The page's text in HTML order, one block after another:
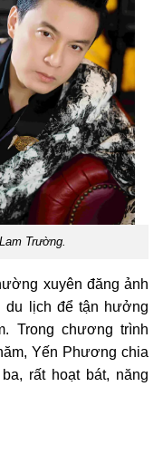
Trường.
xuyên đăng ảnh
du lịch để tận hưởng
Trong chương trình
Yến Phương chia
rất hoạt bát, năng